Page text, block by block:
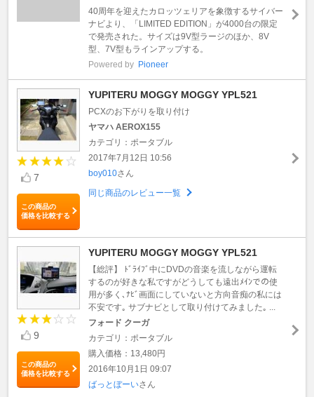
40周年を迎えたカロッツェリアを象徴するサイバー
ナビより、「LIMITED EDITION」が4000台の限定
で発売された。サイズは9V型ラージのほか、8V
型、7V型もラインアップする。
Powered by Pioneer
7
この商品の
価格を比較する
YUPITERU MOGGY MOGGY YPL521
PCXのお下がりを取り付け
ヤマハ AEROX155
カテゴリ：ポータブル
2017年7月12日 10:56
boy010さん
同じ商品のレビュー一覧
9
この商品の
価格を比較する
YUPITERU MOGGY MOGGY YPL521
【総評】 ﾄﾞﾗｲﾌﾞ中にDVDの音楽を流しながら運転
するのが好きな私ですがどうしても遠出ﾒｲﾝでの使
用が多く､ﾅﾋﾞ画面にしていないと方向音痴の私には
不安です｡ サブナビとして取り付けてみました｡ ...
フォード クーガ
カテゴリ：ポータブル
購入価格：13,480円
2016年10月1日 09:07
ばっとぼーいさん